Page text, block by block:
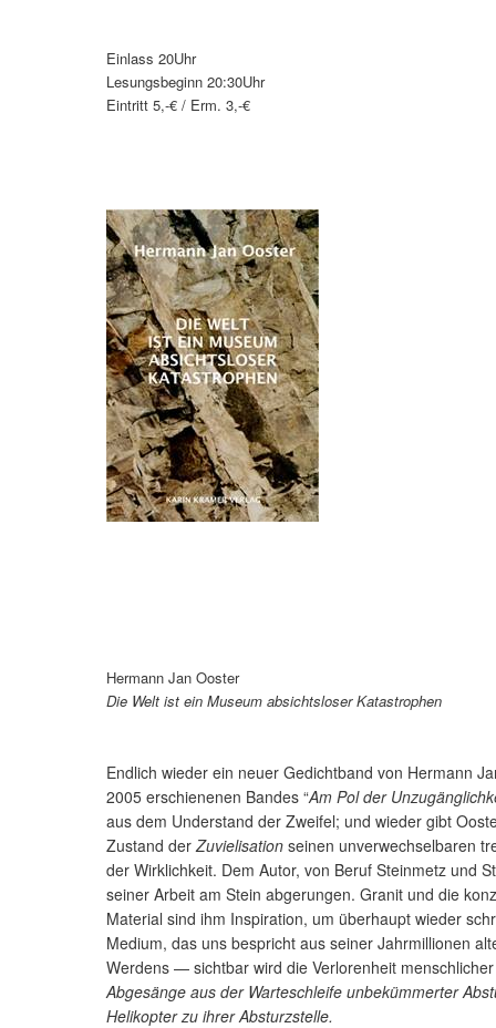
Einlass 20Uhr
Lesungsbeginn 20:30Uhr
Eintritt 5,-€ / Erm. 3,-€
Hermann Jan Ooster
Die Welt ist ein Museum absichtsloser Katastrophen
Endlich wieder ein neuer Gedichtband von Hermann
2005 erschienenen Bandes “Am Pol der
aus dem Understand der Zweifel; und wieder gibt
Zustand der Zuvielisation seinen unverwechselbaren
der Wirklichkeit. Dem Autor, von Beruf Steinmetz und
seiner Arbeit am Stein abgerungen. Granit und die
Material sind ihm Inspiration, um überhaupt wieder
Medium, das uns bespricht aus seiner Jahrmillionen
Werdens — sichtbar wird die Verlorenheit
Abgesänge aus der Warteschleife unbekümmerter
Helikopter zu ihrer Absturzstelle.